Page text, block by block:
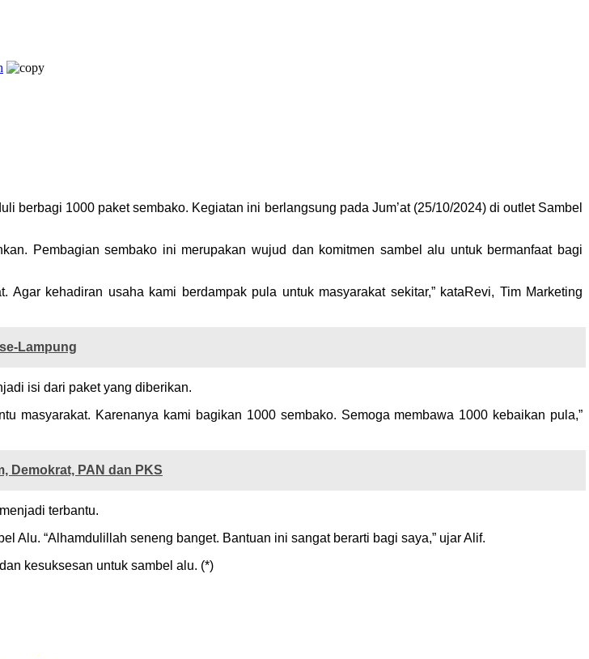
berbagi 1000 paket sembako. Kegiatan ini berlangsung pada Jum’at (25/10/2024) di outlet Sambel
Pembagian sembako ini merupakan wujud dan komitmen sambel alu untuk bermanfaat bagi
kehadiran usaha kami berdampak pula untuk masyarakat sekitar,” kataRevi, Tim Marketing
Lampung
isi dari paket yang diberikan.
masyarakat. Karenanya kami bagikan 1000 sembako. Semoga membawa 1000 kebaikan pula,”
Demokrat, PAN dan PKS
terbantu.
Alu. “Alhamdulillah seneng banget. Bantuan ini sangat berarti bagi saya,” ujar Alif.
kesuksesan untuk sambel alu. (*)